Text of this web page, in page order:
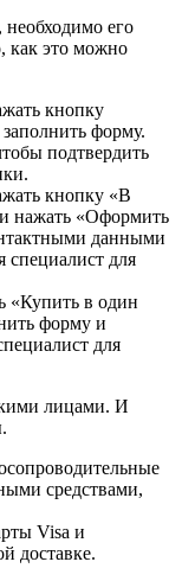
его
как это можно
кнопку
форму.
подтвердить
кнопку «В
нажать «Оформить
данными
специалист для
«Купить в один
форму и
для
лицами. И
средствами,
Visa и
доставке.